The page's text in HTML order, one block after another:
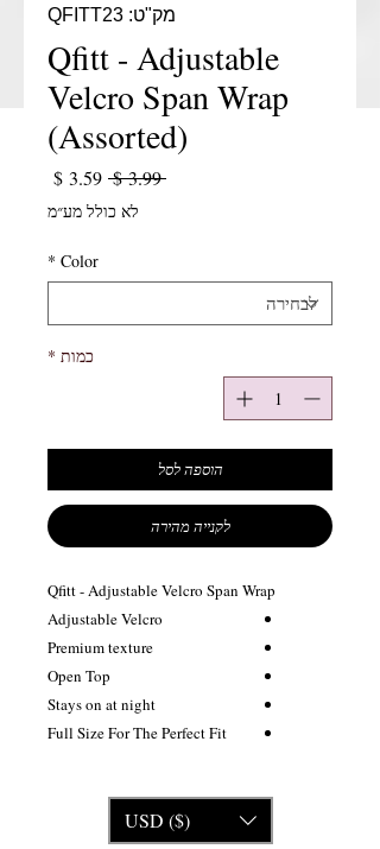
מק"ט: QFITT23
Qfitt - Adjustable
Velcro Span Wrap
(Assorted)
‏3.99 ‏$ מחיר רגילמחיר
לא כולל מע״מ
Color
*
כמות *
הוספה לסל
לקנייה מהירה
Qfitt - Adjustable Velcro Span Wrap
Adjustable Velcro
Premium texture
Open Top
Stays on at night
Full Size For The Perfect Fit
USD ($)